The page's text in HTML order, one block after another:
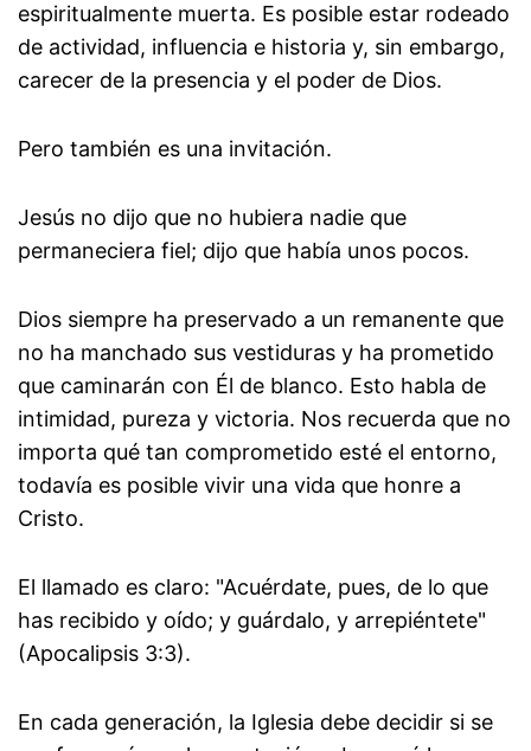
espiritualmente muerta. Es posible estar rodeado
de actividad, influencia e historia y, sin embargo,
carecer de la presencia y el poder de Dios.
Pero también es una invitación.
Jesús no dijo que no hubiera nadie que
permaneciera fiel; dijo que había unos pocos.
Dios siempre ha preservado a un remanente que
no ha manchado sus vestiduras y ha prometido
que caminarán con Él de blanco. Esto habla de
intimidad, pureza y victoria. Nos recuerda que no
importa qué tan comprometido esté el entorno,
todavía es posible vivir una vida que honre a
Cristo.
El llamado es claro: "Acuérdate, pues, de lo que
has recibido y oído; y guárdalo, y arrepiéntete"
(Apocalipsis 3:3).
En cada generación, la Iglesia debe decidir si se